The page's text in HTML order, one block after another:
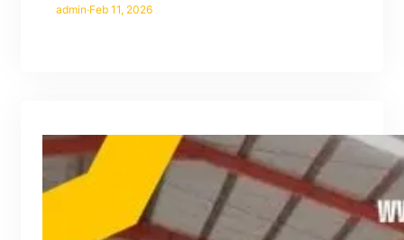
admin·Feb 11, 2026